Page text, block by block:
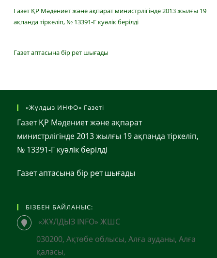
Газет ҚР Мәдениет және ақпарат министрлігінде 2013 жылғы 19
ақпанда тіркеліп, № 13391-Г куәлік берілді
Газет аптасына бір рет шығады
«Жұлдыз ИНФО» Газеті
Газет ҚР Мәдениет және ақпарат
министрлігінде 2013 жылғы 19 ақпанда тіркеліп,
№ 13391-Г куәлік берілді
Газет аптасына бір рет шығады
БІЗБЕН БАЙЛАНЫС:
«ЖҰЛДЫЗ INFO» ЖШС
030200, Ақтөбе облысы, Алға ауданы, Алға
қаласы,